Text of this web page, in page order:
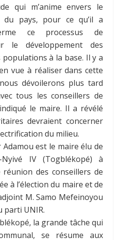
qui m’anime envers le
du pays, pour ce qu’il a
ce processus de
le développement des
à la base. Il y a
vue à réaliser dans cette
dévoilerons plus tard
tous les conseillers de
le maire. Il a révélé
devraient concerner
du milieu.
est le maire élu de
Nyivé IV (Togblékopé) à
réunion des conseillers de
à l’élection du maire et de
M. Samo Mefeinoyou
parti UNIR.
la grande tâche qui
se résume aux